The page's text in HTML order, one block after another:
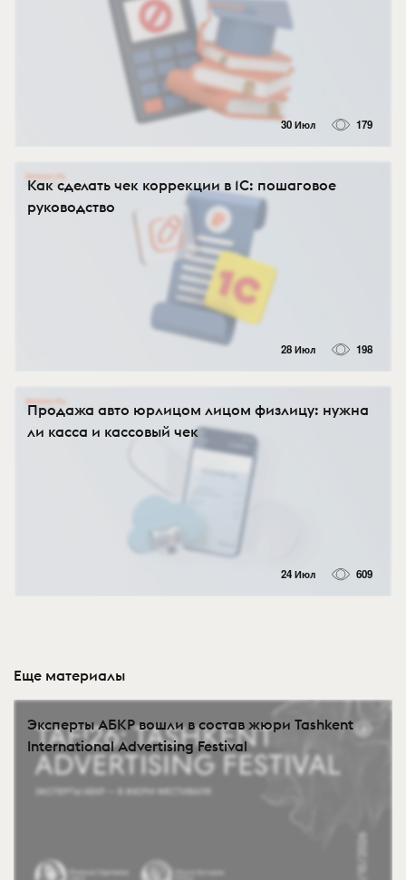
30 Июл 179
Как сделать чек коррекции в 1С: пошаговое
руководство
28 Июл 198
Продажа авто юрлицом лицом физлицу: нужна
ли касса и кассовый чек
24 Июл 609
Еще материалы
Эксперты АБКР вошли в состав жюри Tashkent
International Advertising Festival